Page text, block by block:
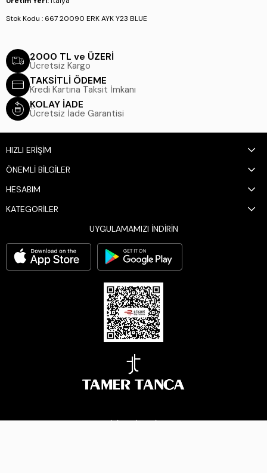
Stok Kodu : 667 20090 ERK AYK Y23 BLUE
2000 TL ve ÜZERİ
Ücretsiz Kargo
TAKSİTLİ ÖDEME
Kredi Kartına Taksit İmkanı
KOLAY İADE
Ücretsiz İade Garantisi
HIZLI ERİŞİM
ÖNEMLİ BİLGİLER
HESABIM
KATEGORİLER
UYGULAMAMIZI İNDİRİN
BİZİ TAKİP EDİN